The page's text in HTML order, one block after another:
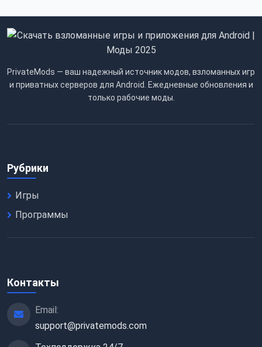
PrivateMods — ваш надежный источник модов, взломанных игр
и приватных серверов для Android. Ежедневные обновления и
только рабочие моды.
Рубрики
Игры
Программы
Контакты
Email:
support@privatemods.com